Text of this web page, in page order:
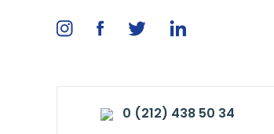
0 (212) 438 50 34